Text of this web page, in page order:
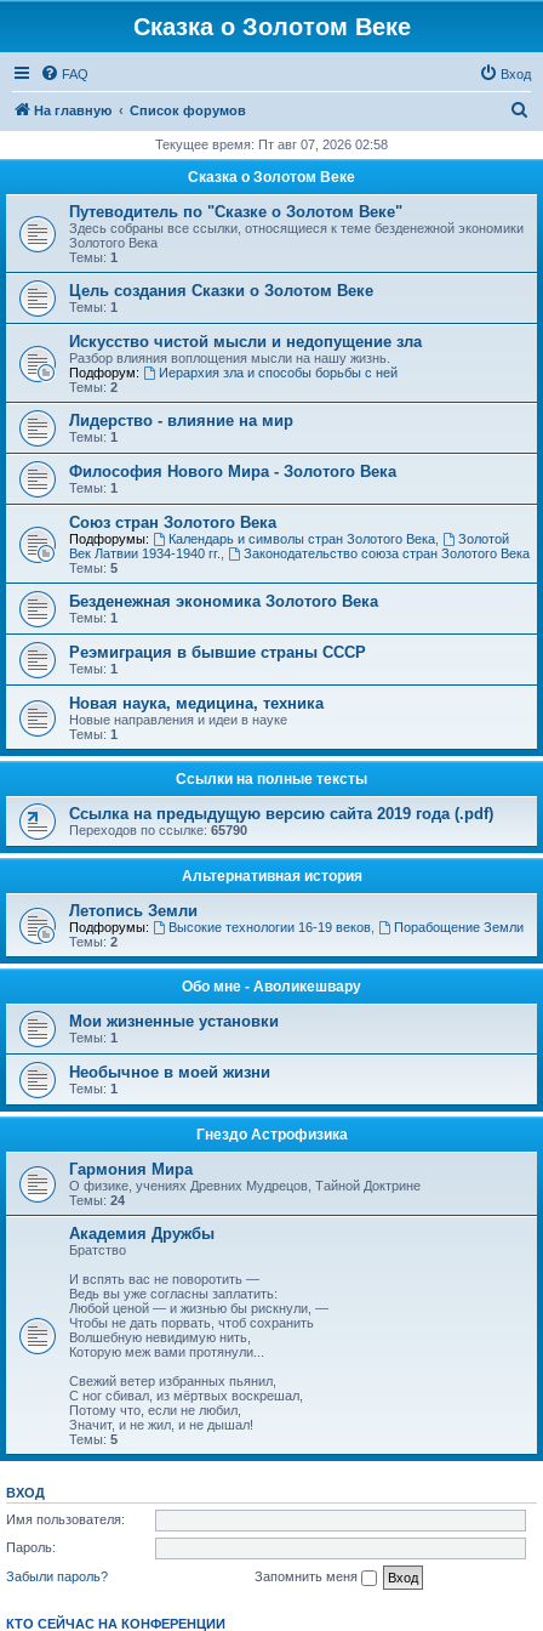
Сказка о Золотом Веке
FAQ Вход
На главную Список форумов
с
Текущее время: Пт авг 07, 2026 02:58
Сказка о Золотом Веке
Путеводитель по "Сказке о Золотом Веке"
Здесь собраны все ссылки, относящиеся к теме безденежной экономики
Золотого Века
Темы: 1
Цель создания Сказки о Золотом Веке
Темы: 1
Искусство чистой мысли и недопущение зла
Разбор влияния воплощения мысли на нашу жизнь.
Подфорум:
Иерархия зла и способы борьбы с ней
Темы: 2
Лидерство - влияние на мир
Темы: 1
Философия Нового Мира - Золотого Века
Темы: 1
Cоюз стран Золотого Века
Подфорумы: Календарь и символы стран Золотого Века,
Золотой
Век Латвии 1934-1940 гг.
Законодательство союза стран Золотого Века
Темы: 5
Безденежная экономика Золотого Века
Темы: 1
Реэмиграция в бывшие страны СССР
Темы: 1
Новая наука, медицина, техника
Новые направления и идеи в науке
Темы: 1
Ссылки на полные тексты
Ссылка на предыдущую версию сайта 2019 года (.pdf)
Переходов по ссылке: 65790
Альтернативная история
Летопись Земли
Подфорумы: Высокие технологии 16-19 веков,
Порабощение Земли
Темы: 2
Обо мне - Аволикешвару
Мои жизненные установки
Темы: 1
Необычное в моей жизни
Темы: 1
Гнездо Астрофизика
Гармония Мира
О физике, учениях Древних Мудрецов, Тайной Доктрине
Темы: 24
Академия Дружбы
Братство
И вспять вас не поворотить —
Ведь вы уже согласны заплатить:
Любой ценой — и жизнью бы рискнули, —
Чтобы не дать порвать, чтоб сохранить
Волшебную невидимую нить,
Которую меж вами протянули...
Свежий ветер избранных пьянил,
С ног сбивал, из мёртвых воскрешал,
Потому что, если не любил,
Значит, и не жил, и не дышал!
Темы: 5
ВХОД
Имя пользователя:
Пароль:
Забыли пароль?
Запомнить меня
КТО СЕЙЧАС НА КОНФЕРЕНЦИИ